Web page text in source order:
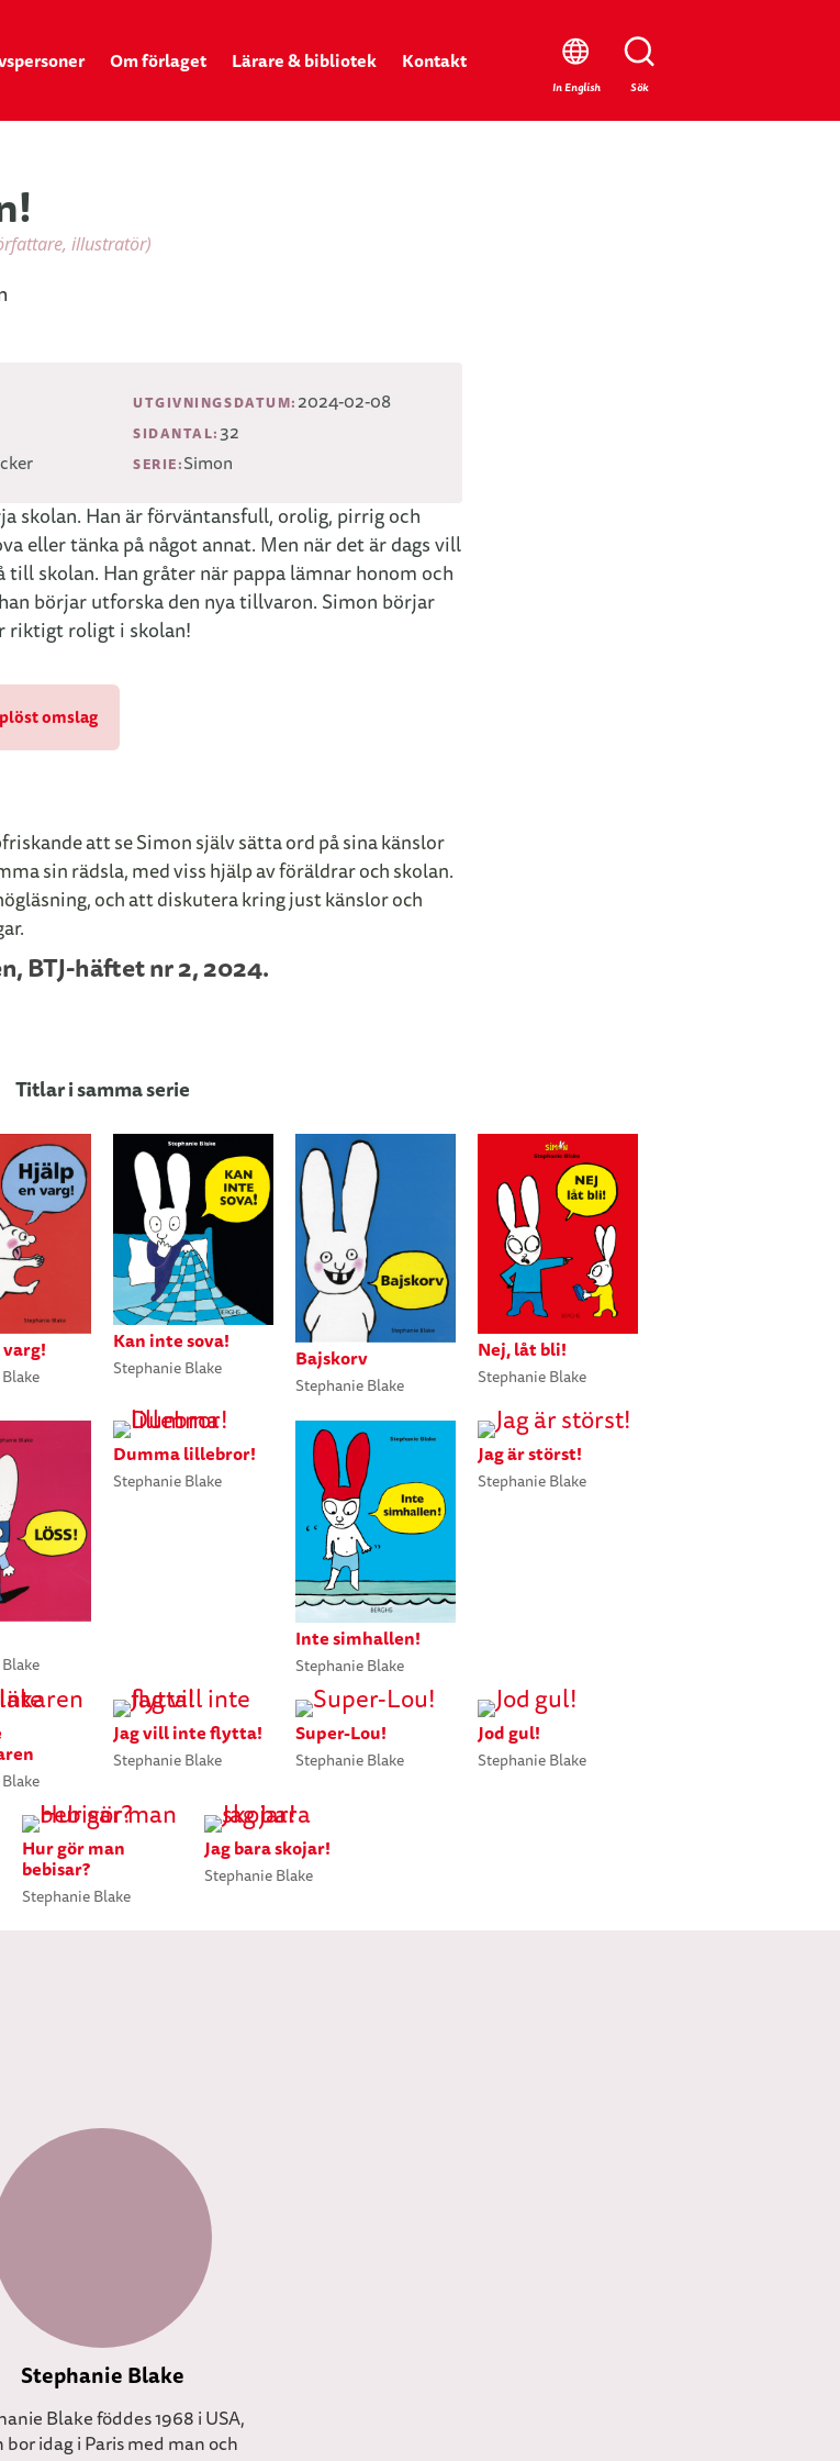
Om förlaget Lärare & bibliotek Kontakt
In English Sök
Stäng
illustratör)
UTGIVNINGSDATUM: 2024-02-08
SIDANTAL:32
SERIE:Simon
skolan. Han är förväntansfull, orolig, pirrig och
eller tänka på något annat. Men när det är dags vill
till skolan. Han gråter när pappa lämnar honom och
börjar utforska den nya tillvaron. Simon börjar
riktigt roligt i skolan!
omslag
att se Simon själv sätta ord på sina känslor
sin rädsla, med viss hjälp av föräldrar och skolan.
och att diskutera kring just känslor och
BTJ-häftet nr 2, 2024.
Titlar i samma serie
Kan inte sova!
Stephanie Blake Bajskorv
Stephanie Blake
Nej, låt bli!
Stephanie Blake
Dumma lillebror!
Stephanie Blake
Inte simhallen!
Stephanie Blake
Jag är störst!
Stephanie Blake
Jag vill inte flytta!
Stephanie Blake
Super-Lou!
Stephanie Blake
Jod gul!
Stephanie Blake
Hur gör man
bebisar?
Stephanie Blake
Jag bara skojar!
Stephanie Blake
Stephanie Blake
Blake föddes 1968 i USA,
bor idag i Paris med man och